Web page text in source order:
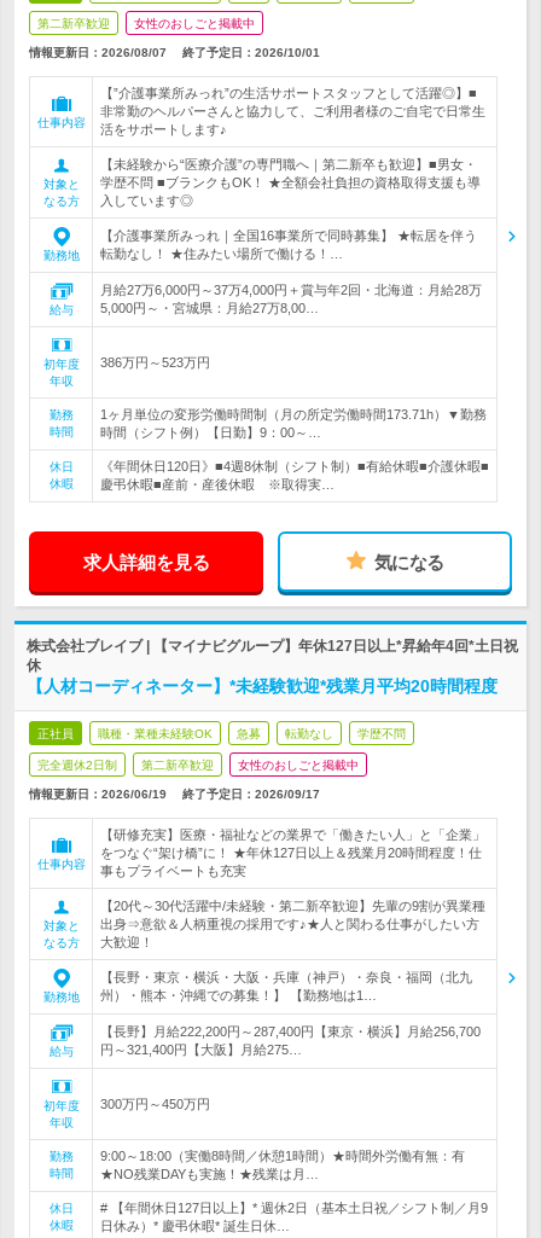
第二新卒歓迎 女性のおしごと掲載中
情報更新日：2026/08/07 終了予定日： 2026/10/01
仕事内容
【”介護事業所みっれ”の生活サポートスタッフとして活躍◎】■
非常勤のヘルパーさんと協力して、ご利用者様のご自宅で日常生
活をサポートします♪
対象と
なる方
【未経験から“医療介護”の専門職へ｜第二新卒も歓迎】■男女・
学歴不問 ■ブランクもOK！ ★全額会社負担の資格取得支援も導
入しています◎
勤務地
【介護事業所みっれ｜全国16事業所で同時募集】 ★転居を伴う
転勤なし！ ★住みたい場所で働ける！…
給与
月給27万6,000円～37万4,000円＋賞与年2回・北海道：月給28万
5,000円～・宮城県：月給27万8,00…
初年度
年収
386万円～523万円
勤務
時間
1ヶ月単位の変形労働時間制（月の所定労働時間173.71h）▼勤務
時間（シフト例）【日勤】9：00～…
休日
休暇
《年間休日120日》■4週8休制（シフト制）■有給休暇■介護休暇■
慶弔休暇■産前・産後休暇 ※取得実…
求人詳細を見る 気になる
株式会社ブレイブ | 【マイナビグループ】年休127日以上*昇給年4回*土日祝
休
【人材コーディネーター】*未経験歓迎*残業月平均20時間程度
正社員 職種・業種未経験OK 急募 転勤なし 学歴不問
完全週休2日制 第二新卒歓迎 女性のおしごと掲載中
情報更新日：2026/06/19 終了予定日： 2026/09/17
仕事内容
【研修充実】医療・福祉などの業界で「働きたい人」と「企業」
をつなぐ“架け橋”に！ ★年休127日以上＆残業月20時間程度！仕
事もプライベートも充実
対象と
なる方
【20代～30代活躍中/未経験・第二新卒歓迎】先輩の9割が異業種
出身⇒意欲＆人柄重視の採用です♪★人と関わる仕事がしたい方
大歓迎！
勤務地
【長野・東京・横浜・大阪・兵庫（神戸）・奈良・福岡（北九
州）・熊本・沖縄での募集！】 【勤務地は1…
給与
【長野】月給222,200円～287,400円【東京・横浜】月給256,700
円～321,400円【大阪】月給275…
初年度
年収
300万円～450万円
勤務
時間
9:00～18:00（実働8時間／休憩1時間）★時間外労働有無：有
★NO残業DAYも実施！★残業は月…
休日
休暇
# 【年間休日127日以上】* 週休2日（基本土日祝／シフト制／月9
日休み）* 慶弔休暇* 誕生日休…